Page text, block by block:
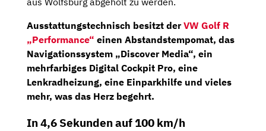
Ausstattungstechnisch besitzt derVW Golf R
„Performance“ einen Abstandstempomat, das
Navigationssystem „Discover Media“, ein
mehrfarbiges Digital Cockpit Pro, eine
Lenkradheizung, eine Einparkhilfe und vieles
mehr, was das Herz begehrt.
In 4,6 Sekunden auf 100 km/h